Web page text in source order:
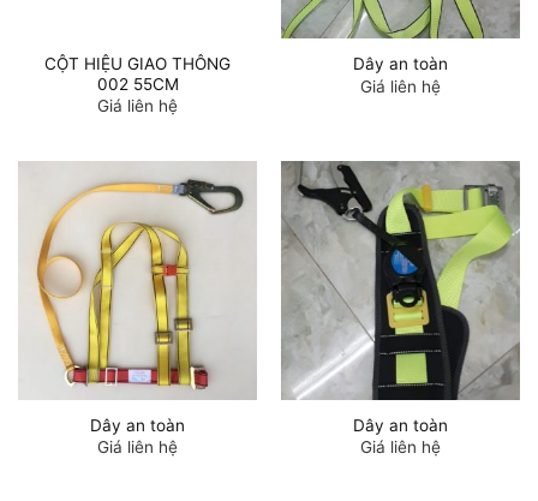
CỘT HIỆU GIAO THÔNG
002 55CM
Giá liên hệ
Dây an toàn
Giá liên hệ
Dây an toàn
Giá liên hệ
Dây an toàn
Giá liên hệ